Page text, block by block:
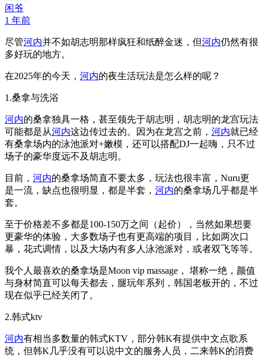
闲爷
1 年前
尽管河内并不如胡志明那样疯狂和纸醉金迷，但河内仍然有很
多好玩的地方。
在2025年的今天， 河内的夜生活玩法是怎么样的呢？
1.桑拿与洗浴
河内的桑拿独具一格，甚至领先于胡志明，胡志明的龙宫玩法
可能都是从河内这边传过去的。因为在龙宫之前， 河内就已经
有桑拿场内的泳池派对+嫩模，还可以搭配DJ一起嗨，只不过
场子的豪华度远不及胡志明。
目前， 河内的桑拿场简直不要太多，玩法也很丰富，Nuru更
是一流，缺点也很明显，都是半套， 河内的桑拿场几乎都是半
套。
至于价格差不多都是100-150万之间（起价），当然如果想要
更豪华的体验，大多数场子也有更高端的项目，比如两次口
暴，花式调情，以及大场内有多人泳池派对，或者双飞等等。
我个人最喜欢的桑拿场是Moon vip massage， 堪称一绝，颜值
与身材简直可以每天都去，腿玩年系列，韩国老板开的，不过
现在似乎已经关闭了。
2.韩式ktv
河内有相当多数量的韩式KTV，部分韩K有提供中文点歌系
统，但韩K几乎没有可以说中文的服务人员，二来韩K的消费